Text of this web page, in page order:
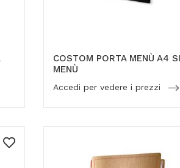
COSTOM PORTA MENÙ A4
MENÙ
Accedi per vedere i prezzi